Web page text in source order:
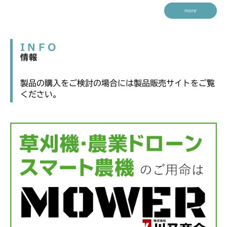
more
INFO
情報
製品の購入をご検討の場合には製品販売サイトをご覧
ください。